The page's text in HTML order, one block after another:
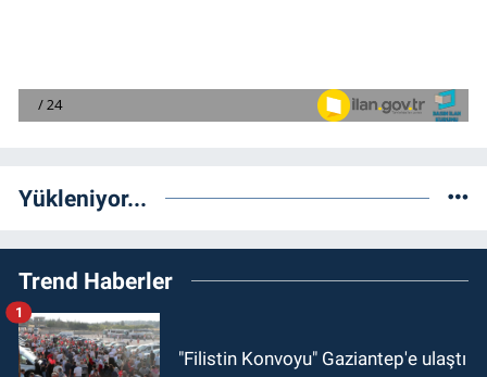
Yükleniyor...
Trend Haberler
"Filistin Konvoyu" Gaziantep'e ulaştı
1